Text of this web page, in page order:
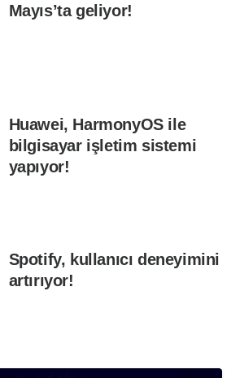
Mayıs’ta geliyor!
Huawei, HarmonyOS ile
bilgisayar işletim sistemi
yapıyor!
Spotify, kullanıcı deneyimini
artırıyor!